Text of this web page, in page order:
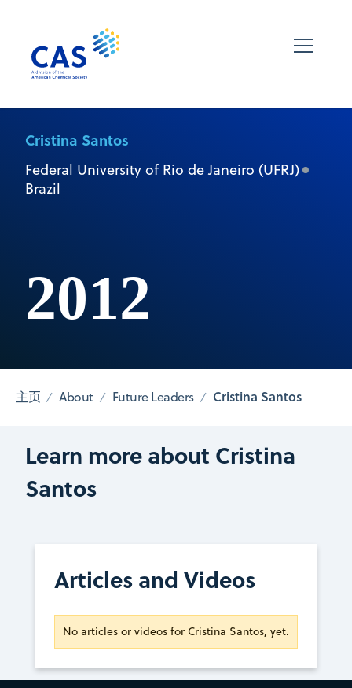
Cristina Santos
Federal University of Rio de Janeiro (UFRJ)
Brazil
2012
主页 About Future Leaders Cristina Santos
Learn more about Cristina
Santos
Articles and Videos
No articles or videos for Cristina Santos, yet.